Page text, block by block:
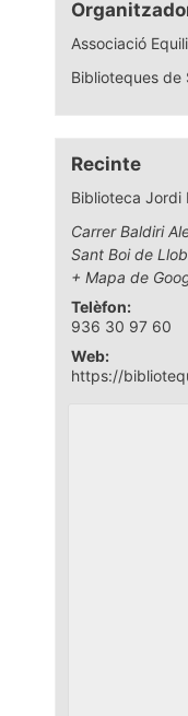
Associació
Biblioteques de
Recinte
Biblioteca Jordi
Carrer Baldiri
Sant Boi de
+ Mapa de
Telèfon:
936 30 97 60
Web:
https://